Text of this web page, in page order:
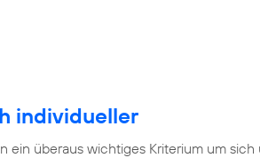
individueller
ein überaus wichtiges Kriterium um